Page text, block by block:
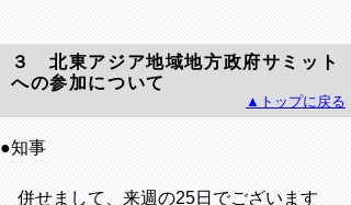
３ 北東アジア地域地方政府サミット
への参加について
▲トップに戻る
●知事
併せまして、来週の25日でございます